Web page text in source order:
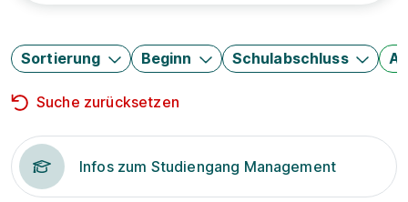
Sortierung Beginn Schulabschluss
Suche zurücksetzen
Infos zum Studiengang Management